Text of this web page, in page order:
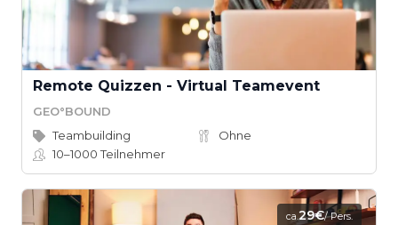
Remote Quizzen - Virtual Teamevent
GEO°BOUND
Teambuilding
Ohne
10–1000Teilnehmer
ca.29€/ Pers.